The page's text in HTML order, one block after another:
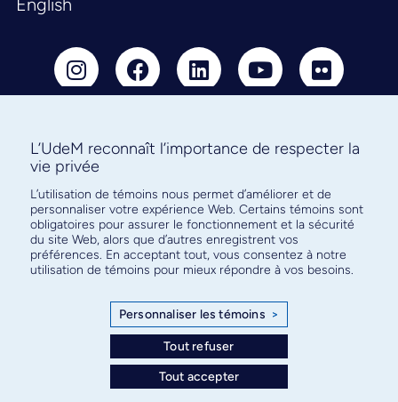
English
Abonnez-vous à notre infolettre
pour connaître l’actualité facultaire
S'ABONNER
© Faculté de médecine - Université de Montréal
Confidentialité Conditions d’utilisation
L’UdeM reconnaît l’importance de respecter la
vie privée
L’utilisation de témoins nous permet d’améliorer et de
personnaliser votre expérience Web. Certains témoins sont
obligatoires pour assurer le fonctionnement et la sécurité
du site Web, alors que d’autres enregistrent vos
préférences. En acceptant tout, vous consentez à notre
utilisation de témoins pour mieux répondre à vos besoins.
Personnaliser les témoins >
Tout refuser
Tout accepter